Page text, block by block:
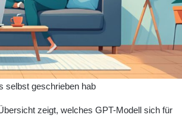
selbst geschrieben hab
zeigt, welches GPT-Modell sich für